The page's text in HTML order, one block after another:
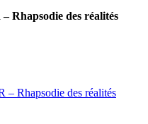
Rhapsodie des réalités